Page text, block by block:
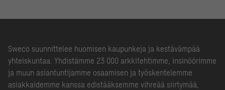
Sweco suunnittelee huomisen kaupunkeja ja kestävämpää
yhteiskuntaa. Yhdistämme 23 000 arkkitehtimme, insinöörimme
ja muun asiantuntijamme osaamisen ja työskentelemme
asiakkaidemme kanssa edistääksemme vihreää siirtymää,